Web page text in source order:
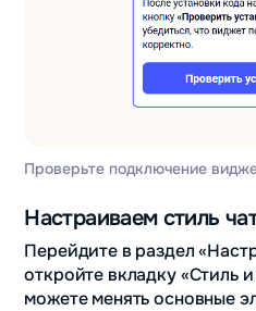
Проверьте подключение
Настраиваем стиль
Перейдите в раздел
откройте вкладку «Стиль
можете менять основные